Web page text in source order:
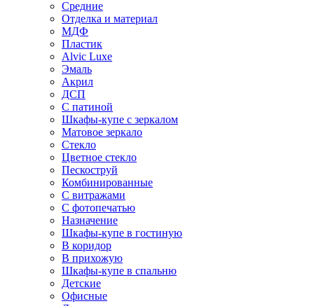
Средние
Отделка и материал
МДФ
Пластик
Alvic Luxe
Эмаль
Акрил
ДСП
С патиной
Шкафы-купе с зеркалом
Матовое зеркало
Стекло
Цветное стекло
Пескоструй
Комбинированные
С витражами
С фотопечатью
Назначение
Шкафы-купе в гостиную
В коридор
В прихожую
Шкафы-купе в спальню
Детские
Офисные